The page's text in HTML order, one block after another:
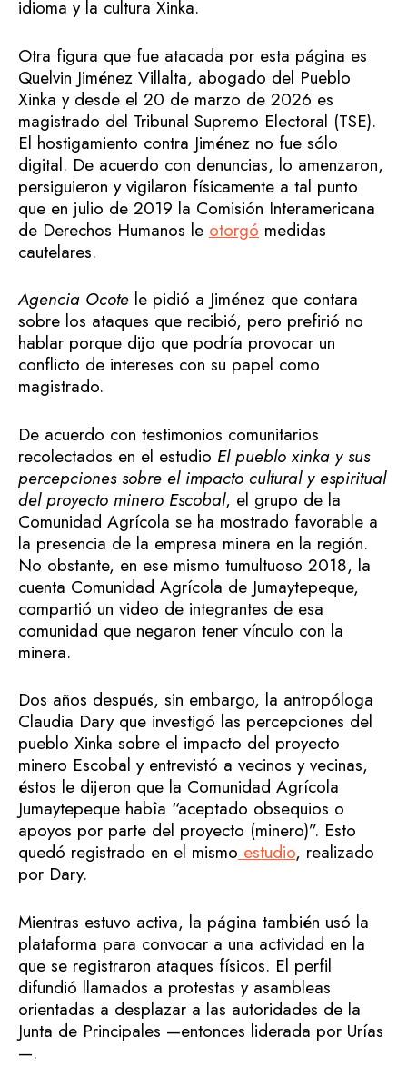
idioma y la cultura Xinka.
Otra figura que fue atacada por esta página es
Quelvin Jiménez Villalta, abogado del Pueblo
Xinka y desde el 20 de marzo de 2026 es
magistrado del Tribunal Supremo Electoral (TSE).
El hostigamiento contra Jiménez no fue sólo
digital. De acuerdo con denuncias, lo amenzaron,
persiguieron y vigilaron físicamente a tal punto
que en julio de 2019 la Comisión Interamericana
de Derechos Humanos le otorgó medidas
cautelares.
Agencia Ocote le pidió a Jiménez que contara
sobre los ataques que recibió, pero prefirió no
hablar porque dijo que podría provocar un
conflicto de intereses con su papel como
magistrado.
De acuerdo con testimonios comunitarios
recolectados en el estudio El pueblo xinka y sus
percepciones sobre el impacto cultural y espiritual
del proyecto minero Escobal, el grupo de la
Comunidad Agrícola se ha mostrado favorable a
la presencia de la empresa minera en la región.
No obstante, en ese mismo tumultuoso 2018, la
cuenta Comunidad Agrícola de Jumaytepeque,
compartió un video de integrantes de esa
comunidad que negaron tener vínculo con la
minera.
Dos años después, sin embargo, la antropóloga
Claudia Dary que investigó las percepciones del
pueblo Xinka sobre el impacto del proyecto
minero Escobal y entrevistó a vecinos y vecinas,
éstos le dijeron que la Comunidad Agrícola
Jumaytepeque habîa “aceptado obsequios o
apoyos por parte del proyecto (minero)”. Esto
quedó registrado en el mismo estudio, realizado
por Dary.
Mientras estuvo activa, la página también usó la
plataforma para convocar a una actividad en la
que se registraron ataques físicos. El perfil
difundió llamados a protestas y asambleas
orientadas a desplazar a las autoridades de la
Junta de Principales —entonces liderada por Urías
—.